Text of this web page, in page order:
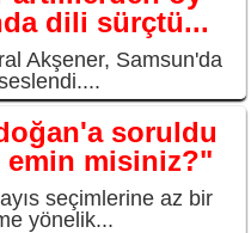
dili sürçtü...
Akşener, Samsun'da
soruldu
emin misiniz?"
seçimlerine az bir
yönelik...